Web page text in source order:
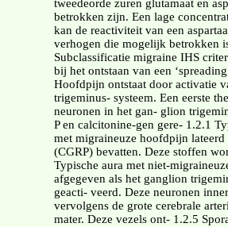
tweedeorde zuren glutamaat en
betrokken zijn. Een lage
kan de reactiviteit van een
verhogen die mogelijk betrokken
Subclassificatie migraine IHS
bij het ontstaan van een
Hoofdpijn ontstaat door activatie
trigeminus- systeem. Een eerste
neuronen in het gan- glion
P en calcitonine-gen gere- 1.2.1
met migraineuze hoofdpijn lateerd
(CGRP) bevatten. Deze stoffen
Typische aura met niet-
afgegeven als het ganglion
geacti- veerd. Deze neuronen
vervolgens de grote cerebrale
mater. Deze vezels ont- 1.2.5